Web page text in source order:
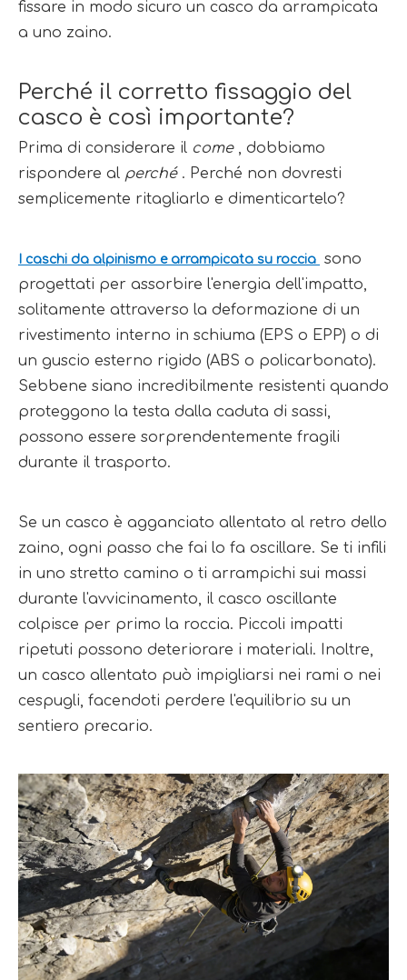
fissare in modo sicuro un casco da arrampicata
a uno zaino.
Perché il corretto fissaggio del
casco è così importante?
Prima di considerare il come , dobbiamo
rispondere al perché . Perché non dovresti
semplicemente ritagliarlo e dimenticartelo?
I caschi da alpinismo e arrampicata su roccia sono
progettati per assorbire l'energia dell'impatto,
solitamente attraverso la deformazione di un
rivestimento interno in schiuma (EPS o EPP) o di
un guscio esterno rigido (ABS o policarbonato).
Sebbene siano incredibilmente resistenti quando
proteggono la testa dalla caduta di sassi,
possono essere sorprendentemente fragili
durante il trasporto.
Se un casco è agganciato allentato al retro dello
zaino, ogni passo che fai lo fa oscillare. Se ti infili
in uno stretto camino o ti arrampichi sui massi
durante l'avvicinamento, il casco oscillante
colpisce per primo la roccia. Piccoli impatti
ripetuti possono deteriorare i materiali. Inoltre,
un casco allentato può impigliarsi nei rami o nei
cespugli, facendoti perdere l'equilibrio su un
sentiero precario.